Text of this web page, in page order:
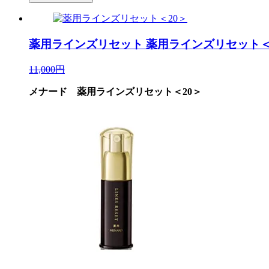
薬用ラインズリセット 薬用ラインズリセット
11,000円
メナード 薬用ラインズリセット＜20＞